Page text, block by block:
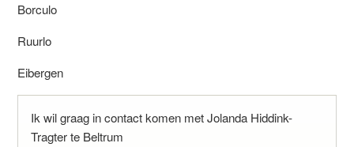
Borculo
Ruurlo
Eibergen
Ik wil graag in contact komen met Jolanda Hiddink-
Tragter te Beltrum